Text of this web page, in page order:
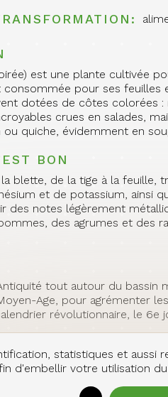
est une plante cultivée
pour ses feuilles
dotées de côtes colorées :
crues en salades,
ou quiche, évidemment en
BON
blette, de la tige à la feuille,
et de potassium, ainsi
des notes légèrement
des agrumes et des
tout autour du bassin
Age, pour agrémenter
révolutionnaire, le 6e
à cultiver, même moi j'en
statistiques et aussi
d'embellir votre utilisation